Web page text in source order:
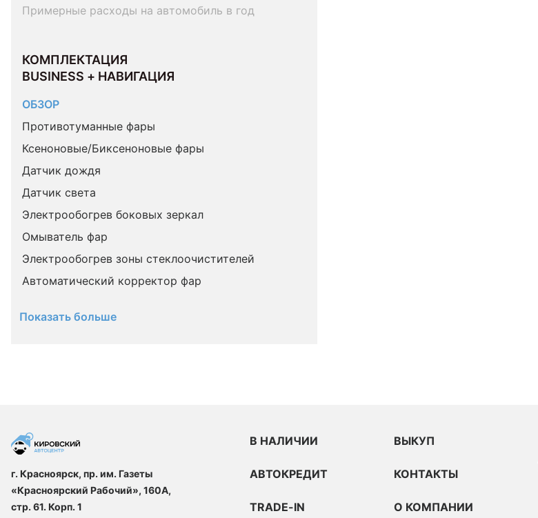
Примерные расходы на автомобиль в год
КОМПЛЕКТАЦИЯ
BUSINESS + НАВИГАЦИЯ
ОБЗОР
Противотуманные фары
Ксеноновые/Биксеноновые фары
Датчик дождя
Датчик света
Электрообогрев боковых зеркал
Омыватель фар
Электрообогрев зоны стеклоочистителей
Автоматический корректор фар
Показать больше
г. Красноярск, пр. им. Газеты
«Красноярский Рабочий», 160А,
стр. 61. Корп. 1
В НАЛИЧИИ
АВТОКРЕДИТ
TRADE-IN
ВЫКУП
КОНТАКТЫ
О КОМПАНИИ